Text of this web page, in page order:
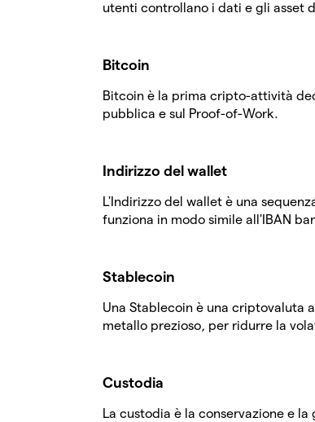
utenti controllano i dati e gli asset
Bitcoin
Bitcoin è la prima cripto-attività
pubblica e sul Proof-of-Work.
Indirizzo del wallet
L'Indirizzo del wallet è una
funziona in modo simile all'IBAN
Stablecoin
Una Stablecoin è una criptovaluta
metallo prezioso, per ridurre la
Custodia
La custodia è la conservazione e